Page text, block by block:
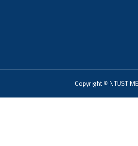
Copyright © NTUST